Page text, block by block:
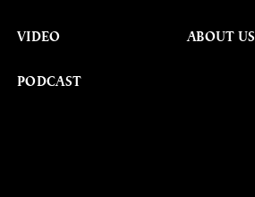
VIDEO
PODCAST
ABOUT US